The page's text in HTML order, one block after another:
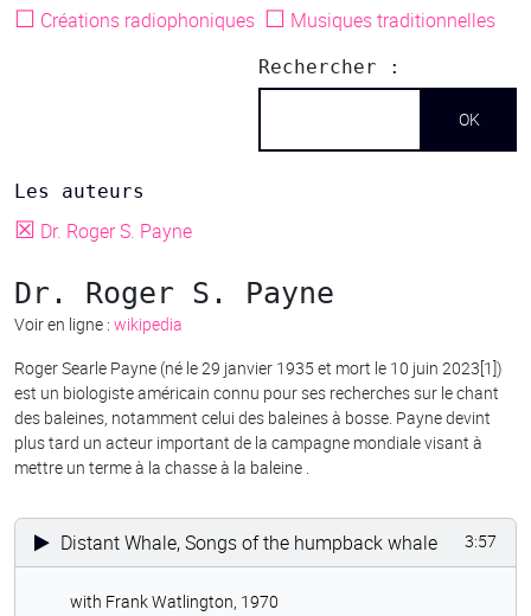
☐ Créations radiophoniques ☐ Musiques traditionnelles
Rechercher :
Les auteurs
☒ Dr. Roger S. Payne
Dr. Roger S. Payne
Voir en ligne : wikipedia
Roger Searle Payne (né le 29 janvier 1935 et mort le 10 juin 2023[1])
est un biologiste américain connu pour ses recherches sur le chant
des baleines, notamment celui des baleines à bosse. Payne devint
plus tard un acteur important de la campagne mondiale visant à
mettre un terme à la chasse à la baleine .
Distant Whale, Songs of the humpback whale 3:57
with Frank Watlington, 1970